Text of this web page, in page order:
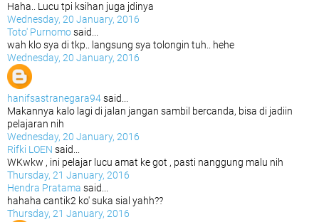
Haha.. Lucu tpi ksihan juga jdinya
Wednesday, 20 January, 2016
Toto' Purnomosaid...
wah klo sya di tkp.. langsung sya tolongin tuh.. hehe
Wednesday, 20 January, 2016
hanifsastranegara94said...
Makannya kalo lagi di jalan jangan sambil bercanda, bisa di jadiin
pelajaran nih
Wednesday, 20 January, 2016
Rifki LOEN said...
WKwkw , ini pelajar lucu amat ke got , pasti nanggung malu nih
Thursday, 21 January, 2016
Hendra Pratama said...
hahaha cantik2 ko' suka sial yahh??
Thursday, 21 January, 2016